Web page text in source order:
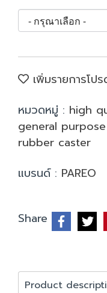
เพิ่มรายการโป
หมวดหมู่ : high
general
rubber caster
แบรนด์ : PAREO
Share
Product